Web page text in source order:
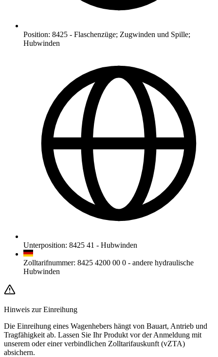
Position: 8425 - Flaschenzüge; Zugwinden und Spille;
Hubwinden
Unterposition: 8425 41 - Hubwinden
Zolltarifnummer: 8425 4200 00 0 - andere hydraulische
Hubwinden
Hinweis zur Einreihung
Die Einreihung eines Wagenhebers hängt von Bauart, Antrieb und
Tragfähigkeit ab. Lassen Sie Ihr Produkt vor der Anmeldung mit
unserem oder einer verbindlichen Zolltarifauskunft (vZTA)
absichern.